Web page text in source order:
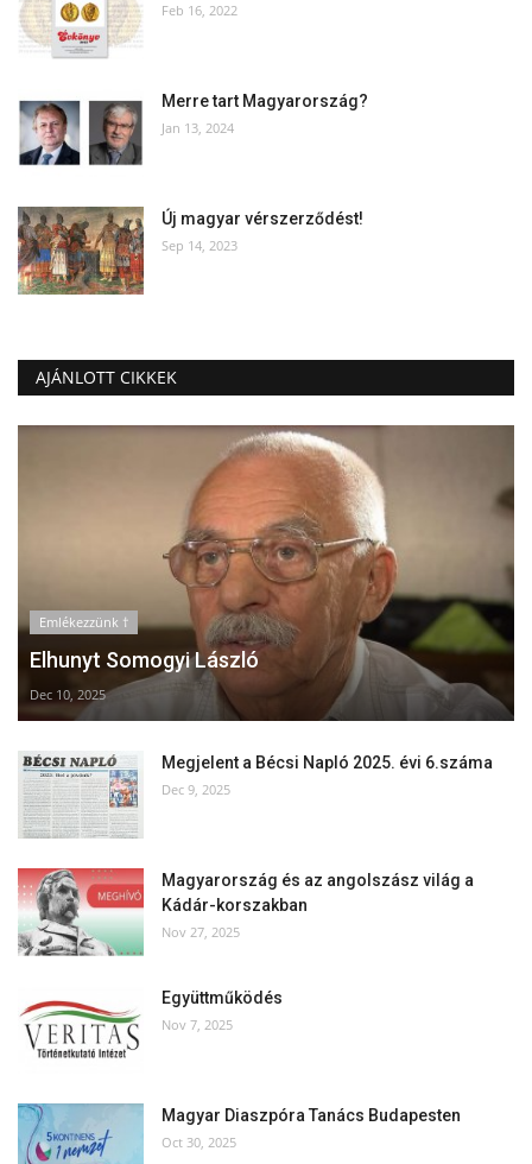
Feb 16, 2022
Merre tart Magyarország?
Jan 13, 2024
Új magyar vérszerződést!
Sep 14, 2023
AJÁNLOTT CIKKEK
Emlékezzünk †
Elhunyt Somogyi László
Dec 10, 2025
Megjelent a Bécsi Napló 2025. évi 6.száma
Dec 9, 2025
Magyarország és az angolszász világ a
Kádár-korszakban
Nov 27, 2025
Együttműködés
Nov 7, 2025
Magyar Diaszpóra Tanács Budapesten
Oct 30, 2025